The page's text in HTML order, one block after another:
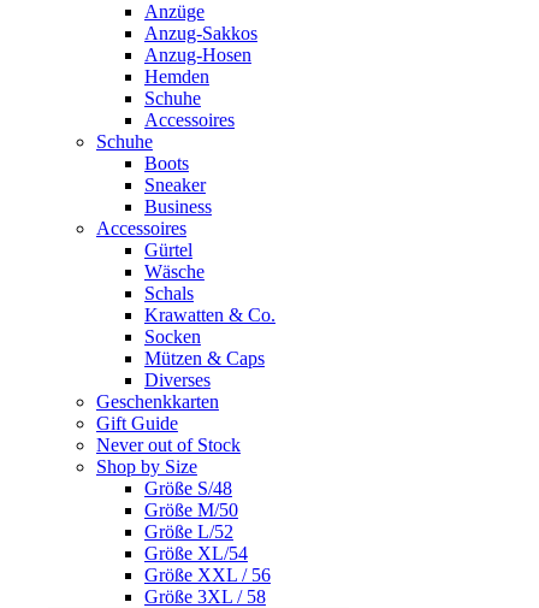
Anzüge
Anzug-Sakkos
Anzug-Hosen
Hemden
Schuhe
Accessoires
Schuhe
Boots
Sneaker
Business
Accessoires
Gürtel
Wäsche
Schals
Krawatten & Co.
Socken
Mützen & Caps
Diverses
Geschenkkarten
Gift Guide
Never out of Stock
Shop by Size
Größe S/48
Größe M/50
Größe L/52
Größe XL/54
Größe XXL / 56
Größe 3XL / 58